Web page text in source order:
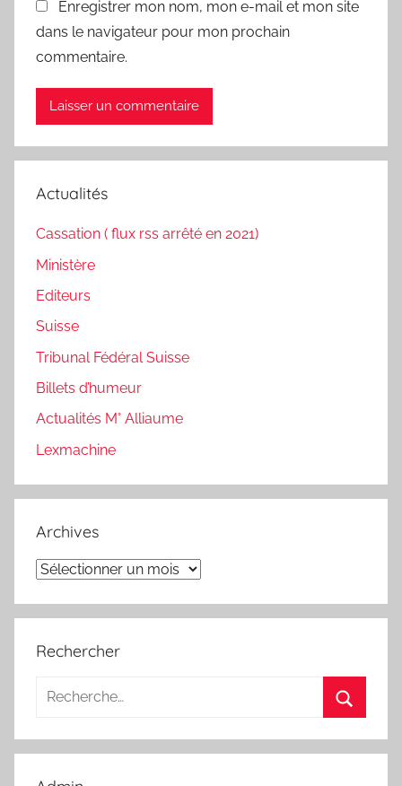
Enregistrer mon nom, mon e-mail et mon site
dans le navigateur pour mon prochain
commentaire.
Actualités
Cassation ( flux rss arrêté en 2021)
Ministère
Editeurs
Suisse
Tribunal Fédéral Suisse
Billets d’humeur
Actualités M° Alliaume
Lexmachine
Archives
Archives
Rechercher
Recherche
: